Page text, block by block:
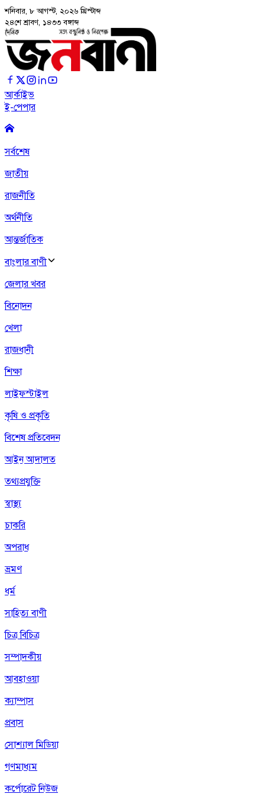
শনিবার, ৮ আগস্ট, ২০২৬ খ্রিস্টাব্দ
২৪শে শ্রাবণ, ১৪৩৩ বঙ্গাব্দ
আর্কাইভ
ই-পেপার
সর্বশেষ
জাতীয়
রাজনীতি
অর্থনীতি
আন্তর্জাতিক
বাংলার বাণী
জেলার খবর
বিনোদন
খেলা
রাজধানী
শিক্ষা
লাইফস্টাইল
কৃষি ও প্রকৃতি
বিশেষ প্রতিবেদন
আইন আদালত
তথ্যপ্রযুক্তি
স্বাস্থ্য
চাকরি
অপরাধ
ভ্রমণ
ধর্ম
সাহিত্য বাণী
চিত্র বিচিত্র
সম্পাদকীয়
আবহাওয়া
ক্যাম্পাস
প্রবাস
সোশ্যাল মিডিয়া
গণমাধ্যম
কর্পোরেট নিউজ